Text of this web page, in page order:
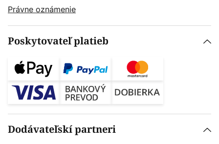
Právne oznámenie
Poskytovateľ platieb
Dodávateľskí partneri